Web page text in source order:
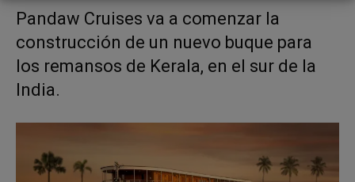
Pandaw Cruises va a comenzar la
construcción de un nuevo buque para
los remansos de Kerala, en el sur de la
India.